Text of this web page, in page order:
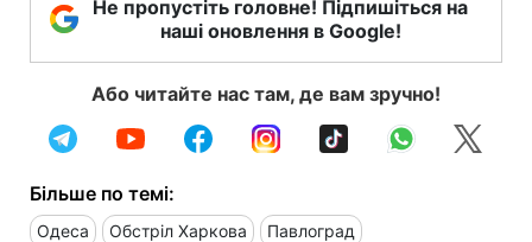
Не пропустіть головне! Підпишіться на
наші оновлення в Google!
Або читайте нас там, де вам зручно!
Більше по темі:
Одеса Обстріл Харкова Павлоград